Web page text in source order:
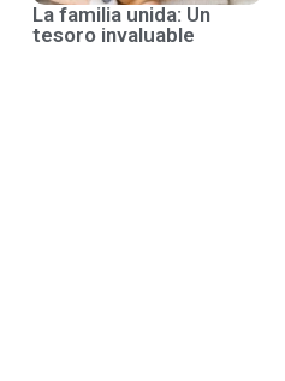
La familia unida: Un
tesoro invaluable